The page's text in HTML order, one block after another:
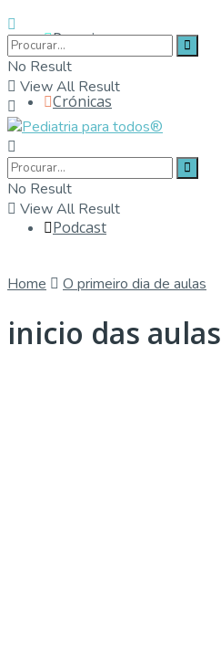
Parceiros
Crónicas
Contactos
Podcast
No Result
View All Result
No Result
View All Result
Home O primeiro dia de aulas
inicio das aulas